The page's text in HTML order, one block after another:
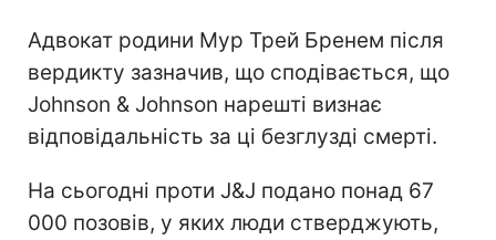
Адвокат родини Мур Трей Бренем після
вердикту зазначив, що сподівається, що
Johnson & Johnson нарешті визнає
відповідальність за ці безглузді смерті.
На сьогодні проти J&J подано понад 67
000 позовів, у яких люди стверджують,